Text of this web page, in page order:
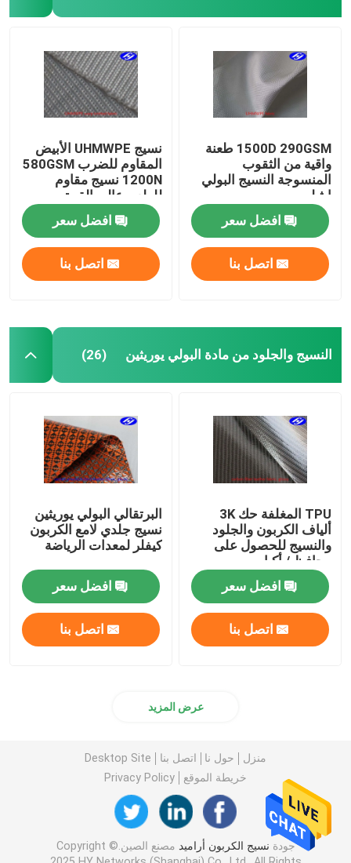
1500D 290GSM طعنة
واقية من الثقوب
المنسوجة النسيج البولي
ايثيلين
افضل سعر
اتصل بنا
نسيج UHMWPE الأبيض
المقاوم للضرب 580GSM
1200N نسيج مقاوم
للطعن عالي القوة
افضل سعر
اتصل بنا
النسيج والجلود من مادة البولي يوريثين (26)
TPU المغلفة حك 3K
ألياف الكربون والجلود
والنسيج للحصول على
محافظ / أكياس
افضل سعر
اتصل بنا
البرتقالي البولي يوريثين
نسيج جلدي لامع الكربون
كيفلر لمعدات الرياضة
افضل سعر
اتصل بنا
عرض المزيد
منزل حول نا اتصل بنا
Desktop Site
خريطة الموقع
Privacy Policy
جودة نسيج الكربون أراميد
مصنع الصين.Copyright ©